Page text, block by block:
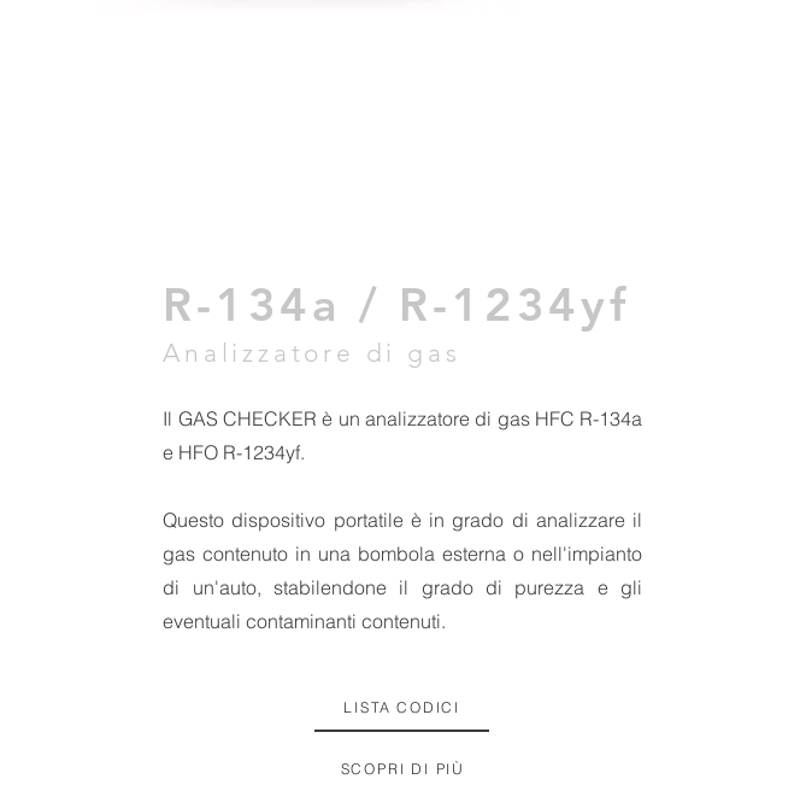
Il GAS CHECKER è un analizzatore di gas HFC R-134a
e HFO R-1234yf.
Questo dispositivo portatile è in grado di analizzare il
gas contenuto in una bombola esterna o nell'impianto
di un'auto, stabilendone il grado di purezza e gli
eventuali contaminanti contenuti.
R-134a / R-1234yf
Analizzatore di gas
LISTA CODICI
SCOPRI DI PIÙ